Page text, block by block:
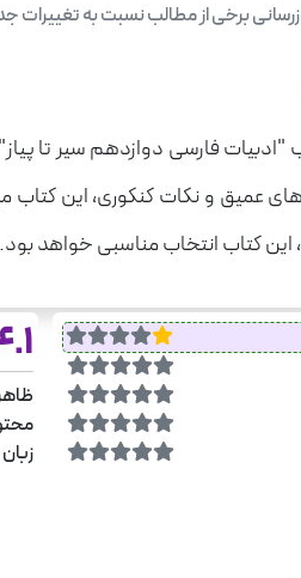
برخی از مطالب نسبت به تغییرات
"ادبیات فارسی دوازدهم سیر تا
عمیق و نکات کنکوری، این کتاب
کتاب انتخاب مناسبی خواهد بود.